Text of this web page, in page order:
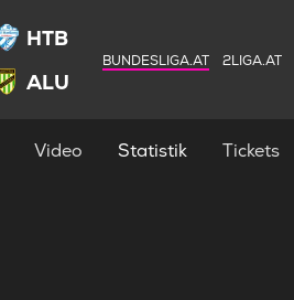
HTB
ALU
BUNDESLIGA.AT 2LIGA.AT
Video Statistik Tickets